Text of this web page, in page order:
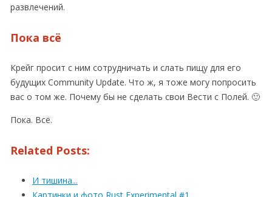
развлечений.
Пока всё
Крейг просит с ним сотрудничать и слать пищу для его
будущих Community Update. Что ж, я тоже могу попросить
вас о том же. Почему бы не сделать свои Вести с Полей. 🙂
Пока. Всё.
Related Posts:
И тишина...
Картинки и фото Rust Experimental #1